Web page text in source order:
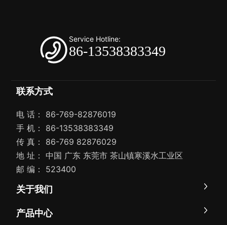
Service Hotline:
86-13538383349
联系方式
电 话： 86-769-82876019
手 机：
86-13538383349
传 真： 86-769 82876029
地 址： 中国 广东 东莞市 茶山镇寒溪水工业区
邮 编： 523400
关于我们
产品中心